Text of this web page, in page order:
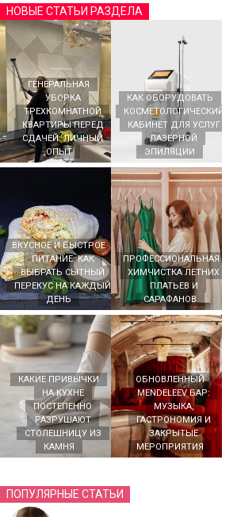
НОВЫЕ СТАТЬИ РАЗДЕЛА
ГЕНЕРАЛЬНАЯ
УБОРКА
ТРЕХКОМНАТНОЙ
КВАРТИРЫ ПЕРЕД
СДАЧЕЙ: ЛИЧНЫЙ
ОПЫТ
КАК ОБОРУДОВАТЬ
КОСМЕТОЛОГИЧЕСКИЙ
КАБИНЕТ ДЛЯ УСЛУГ
ЛАЗЕРНОЙ
ЭПИЛЯЦИИ
ВКУСНОЕ И БЫСТРОЕ
ПИТАНИЕ: КАК
ВЫБРАТЬ СЫТНЫЙ
ПЕРЕКУС НА КАЖДЫЙ
ДЕНЬ
ПРОФЕССИОНАЛЬНАЯ
ХИМЧИСТКА ЛЕТНИХ
ПЛАТЬЕВ И
САРАФАНОВ
КАКИЕ ПРИВЫЧКИ
НА КУХНЕ
ПОСТЕПЕННО
РАЗРУШАЮТ
СТОЛЕШНИЦУ ИЗ
КАМНЯ
ОБНОВЛЕННЫЙ
MENDELEEV БАР:
МУЗЫКА,
ГАСТРОНОМИЯ И
ЗАКРЫТЫЕ
МЕРОПРИЯТИЯ
ПОПУЛЯРНЫЕ СТАТЬИ